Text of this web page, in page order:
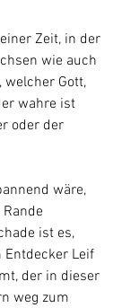
Zeit, in der
wie auch
welcher Gott,
wahre ist
oder der
wäre,
ist es,
Leif
der in dieser
weg zum